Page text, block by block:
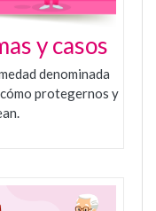
y casos
denominada
protegernos y